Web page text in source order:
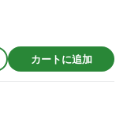
カートに追加